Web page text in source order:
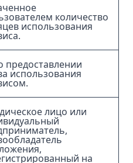
количество
использования
предоставлении
использования
лицо или
на